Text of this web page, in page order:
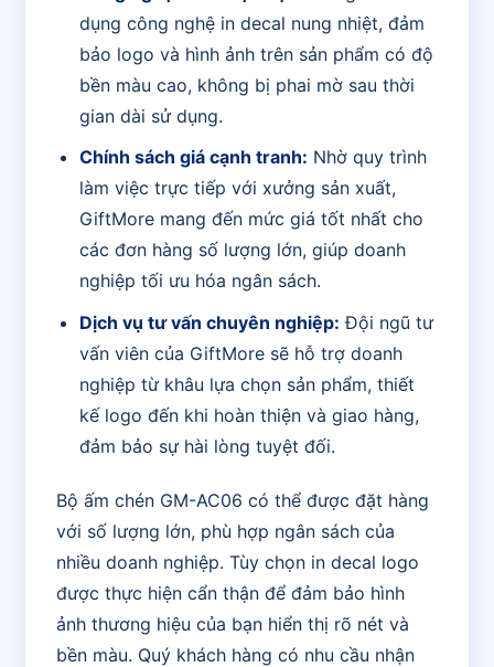
dụng công nghệ in decal nung nhiệt, đảm
bảo logo và hình ảnh trên sản phẩm có độ
bền màu cao, không bị phai mờ sau thời
gian dài sử dụng.
Chính sách giá cạnh tranh: Nhờ quy trình
làm việc trực tiếp với xưởng sản xuất,
GiftMore mang đến mức giá tốt nhất cho
các đơn hàng số lượng lớn, giúp doanh
nghiệp tối ưu hóa ngân sách.
Dịch vụ tư vấn chuyên nghiệp: Đội ngũ tư
vấn viên của GiftMore sẽ hỗ trợ doanh
nghiệp từ khâu lựa chọn sản phẩm, thiết
kế logo đến khi hoàn thiện và giao hàng,
đảm bảo sự hài lòng tuyệt đối.
Bộ ấm chén GM-AC06 có thể được đặt hàng
với số lượng lớn, phù hợp ngân sách của
nhiều doanh nghiệp. Tùy chọn in decal logo
được thực hiện cẩn thận để đảm bảo hình
ảnh thương hiệu của bạn hiển thị rõ nét và
bền màu. Quý khách hàng có nhu cầu nhận